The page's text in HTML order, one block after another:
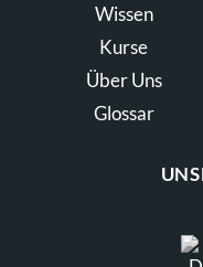
Wissen
Kurse
Über Uns
Glossar